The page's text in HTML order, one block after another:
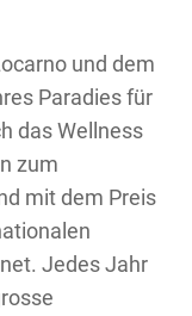
und dem
Paradies für
das Wellness
zum
mit dem Preis
Jedes Jahr